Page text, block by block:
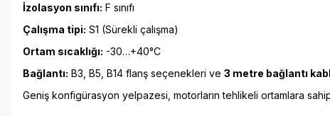
İzolasyon sınıfı: F sınıfı
Çalışma tipi: S1 (Sürekli çalışma)
Ortam sıcaklığı: -30…+40°C
Bağlantı: B3, B5, B14 flanş seçenekleri ve 3 metre bağlantı
Geniş konfigürasyon yelpazesi, motorların tehlikeli ortamlara